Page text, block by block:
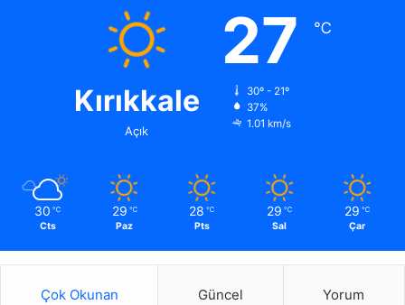
Kırıkkale
Açık
27 ℃
30º - 21º
37%
1.01 km/s
30 ℃
Cts
29 ℃
Paz
28 ℃
Pts
29 ℃
Sal
29 ℃
Çar
Çok Okunan Güncel Yorum